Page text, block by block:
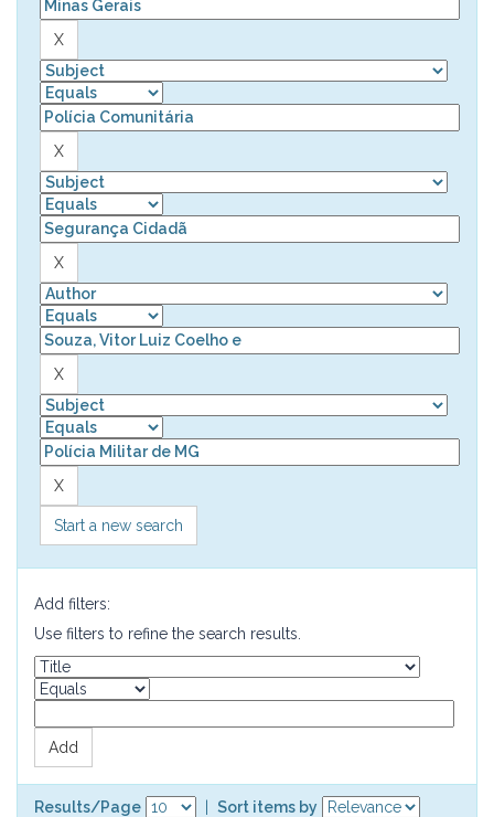
Start a new search
Add filters:
Use filters to refine the search results.
Results/Page
Sort items by